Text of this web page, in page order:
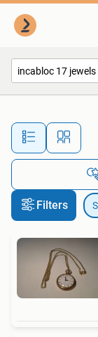
Filters